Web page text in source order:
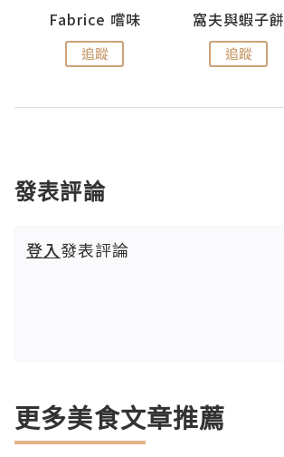
Fabrice 嚐味
追蹤
窩夫與蝦子餅
追蹤
發表評論
登入發表評論
更多美食文章推薦